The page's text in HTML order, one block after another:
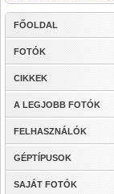
FŐOLDAL
FOTÓK
CIKKEK
A LEGJOBB FOTÓK
FELHASZNÁLÓK
GÉPTÍPUSOK
SAJÁT FOTÓK